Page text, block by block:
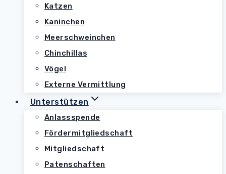
Katzen
Kaninchen
Meerschweinchen
Chinchillas
Vögel
Externe Vermittlung
Unterstützen
Anlassspende
Fördermitgliedschaft
Mitgliedschaft
Patenschaften